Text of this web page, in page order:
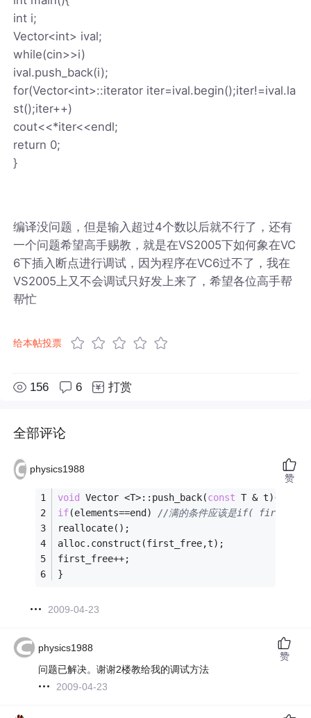
int i;
Vector<int> ival;
while(cin>>i)
ival.push_back(i);
for(Vector<int>::iterator iter=ival.begin();iter!=ival.la
st();iter++)
cout<<*iter<<endl;
return 0;
}
编译没问题，但是输入超过4个数以后就不行了，还有
一个问题希望高手赐教，就是在VS2005下如何象在VC
6下插入断点进行调试，因为程序在VC6过不了，我在
VS2005上又不会调试只好发上来了，希望各位高手帮
帮忙
给本帖投票
156 6 打赏
全部评论
physics1988
void Vector <T>::push_back(const T & t){
if(elements==end) //满的条件应该是if( first_free
reallocate();
alloc.construct(first_free,t);
first_free++;
}
2009-04-23
赞
physics1988
问题已解决。谢谢2楼教给我的调试方法
2009-04-23
赞